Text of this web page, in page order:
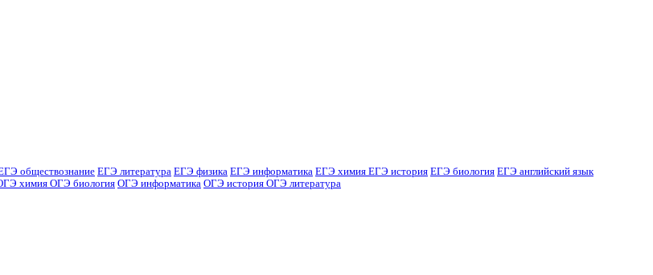
обществознание ЕГЭ литература ЕГЭ физика ЕГЭ информатика ЕГЭ химия ЕГЭ история ЕГЭ биология ЕГЭ английский язык
химия ОГЭ биология ОГЭ информатика ОГЭ история ОГЭ литература